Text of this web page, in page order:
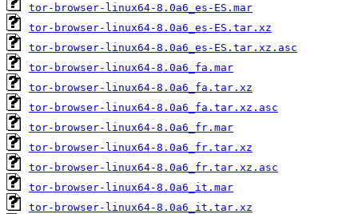
tor-browser-linux64-8.0a6_es-ES.mar
tor-browser-linux64-8.0a6_es-ES.tar.xz
tor-browser-linux64-8.0a6_es-ES.tar.xz.asc
tor-browser-linux64-8.0a6_fa.mar
tor-browser-linux64-8.0a6_fa.tar.xz
tor-browser-linux64-8.0a6_fa.tar.xz.asc
tor-browser-linux64-8.0a6_fr.mar
tor-browser-linux64-8.0a6_fr.tar.xz
tor-browser-linux64-8.0a6_fr.tar.xz.asc
tor-browser-linux64-8.0a6_it.mar
tor-browser-linux64-8.0a6_it.tar.xz